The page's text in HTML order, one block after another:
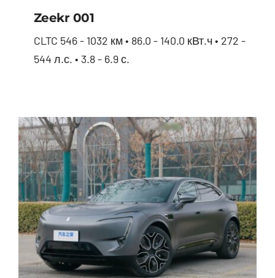
Zeekr 001
CLTC 546 - 1032 км • 86.0 - 140.0 кВт.ч • 272 -
544 л.с. • 3.8 - 6.9 с.